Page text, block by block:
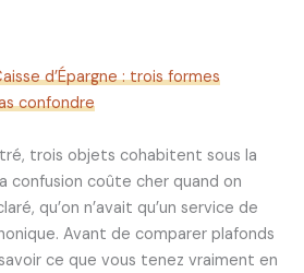
d’Épargne : trois formes
confondre
trois objets cohabitent sous la
coûte cher quand on
qu’on n’avait qu’un service de
Avant de comparer plafonds
ce que vous tenez vraiment en